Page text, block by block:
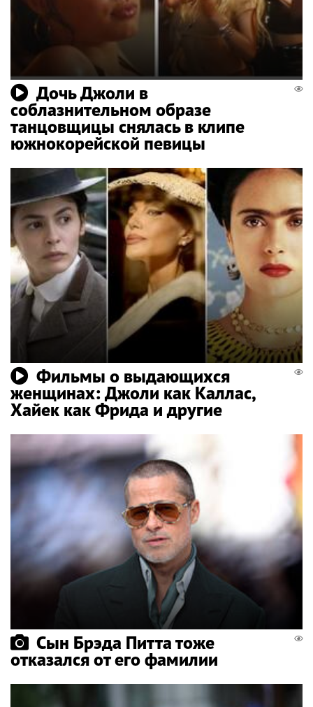
Дочь Джоли в
соблазнительном образе
танцовщицы снялась в клипе
южнокорейской певицы
Фильмы о выдающихся
женщинах: Джоли как Каллас,
Хайек как Фрида и другие
Сын Брэда Питта тоже
отказался от его фамилии